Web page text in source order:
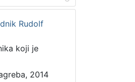
Rudolf
koji je
2014